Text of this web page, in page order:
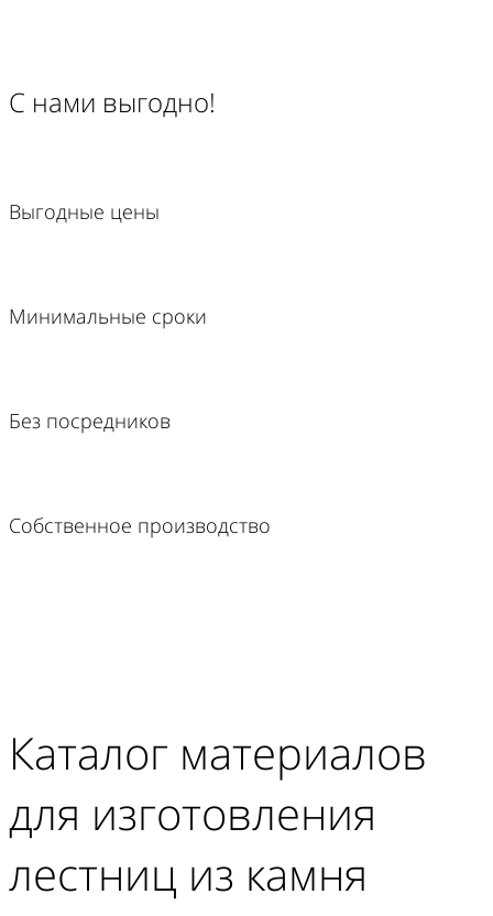
С нами выгодно!
Выгодные цены
Минимальные сроки
Без посредников
Собственное производство
Каталог материалов
для изготовления
лестниц из камня